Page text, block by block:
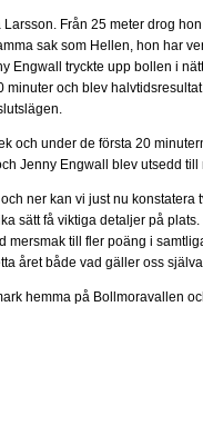
Från 25 meter drog
sak som Hellen, hon har
Engwall tryckte upp bollen i
minuter och blev
och under de första 20
Jenny Engwall blev utsedd
ner kan vi just nu
sätt få viktiga detaljer på
mersmak till fler poäng i
året både vad gäller oss
hemma på Bollmoravallen